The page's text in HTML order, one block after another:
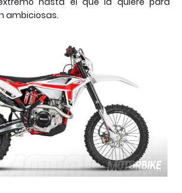
ambiciosas.